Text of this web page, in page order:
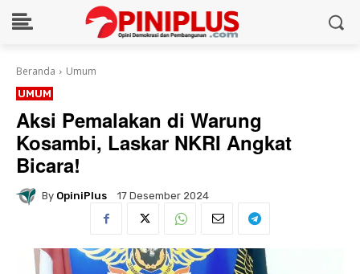
Beranda Umum
UMUM
Aksi Pemalakan di Warung
Kosambi, Laskar NKRI Angkat
Bicara!
By OpiniPlus 17 Desember 2024